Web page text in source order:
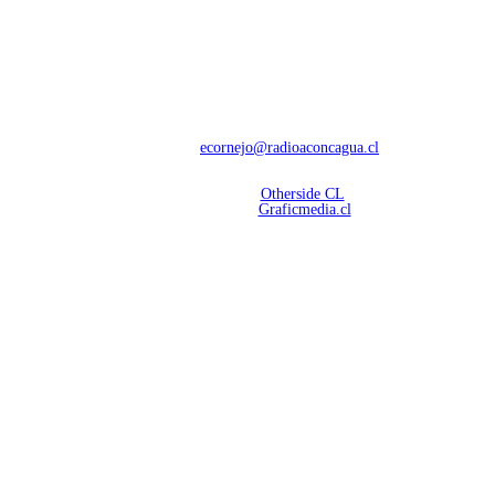
ecornejo@radioaconcagua.cl
Otherside CL
Graficmedia.cl